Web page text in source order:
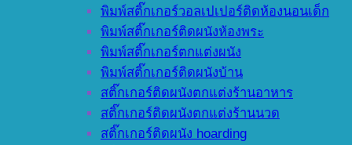
พิมพ์สติ๊กเกอร์วอลเปเปอร์ติดห้องนอนเด็ก
พิมพ์สติ๊กเกอร์ติดผนังห้องพระ
พิมพ์สติ๊กเกอร์ตกแต่งผนัง
พิมพ์สติ๊กเกอร์ติดผนังบ้าน
สติ๊กเกอร์ติดผนังตกแต่งร้านอาหาร
สติ๊กเกอร์ติดผนังตกแต่งร้านนวด
สติ๊กเกอร์ติดผนัง hoarding